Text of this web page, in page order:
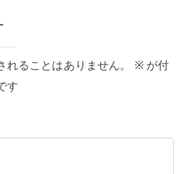
ることはありません。 ※が付
す